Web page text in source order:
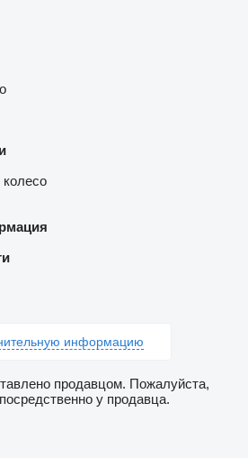
информацию
продавцом. Пожалуйста,
у продавца.